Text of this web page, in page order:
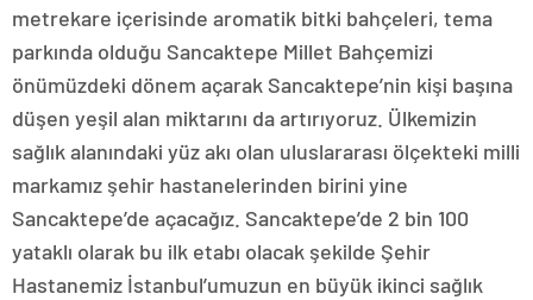
metrekare içerisinde aromatik bitki bahçeleri, tema
parkında olduğu Sancaktepe Millet Bahçemizi
önümüzdeki dönem açarak Sancaktepe’nin kişi başına
düşen yeşil alan miktarını da artırıyoruz. Ülkemizin
sağlık alanındaki yüz akı olan uluslararası ölçekteki milli
markamız şehir hastanelerinden birini yine
Sancaktepe’de açacağız. Sancaktepe’de 2 bin 100
yataklı olarak bu ilk etabı olacak şekilde Şehir
Hastanemiz İstanbul’umuzun en büyük ikinci sağlık